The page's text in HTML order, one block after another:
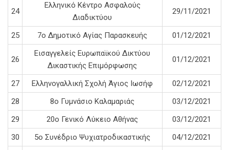
24
Ελληνικό Κέντρο Ασφαλούς
Διαδικτύου
29/11/2021
25 7ο Δημοτικό Αγίας Παρασκευής 01/12/2021
26
Εισαγγελείς Ευρωπαϊκού Δικτύου
Δικαστικής Επιμόρφωσης
01/12/2021
27 Ελληνογαλλική Σχολή Άγιος Ιωσήφ
02/12/2021
28
8ο Γυμνάσιο Καλαμαριάς
03/12/2021
29
20ο Γενικό Λύκειο Αθήνας
03/12/2021
30
5ο Συνέδριο Ψυχιατροδικαστικής
04/12/2021